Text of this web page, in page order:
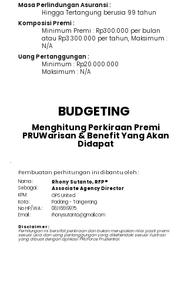
Masa Perlindungan Asuransi :
Hingga Tertangung berusia 99 tahun
Komposisi Premi :
Minimum Premi : Rp300.000 per bulan
atau Rp3.300.000 per tahun, Maksimum :
N/A
Uang Pertanggungan :
Minimum : Rp20.000.000
Maksimum : N/A
BUDGETING
Menghitung Perkiraan Premi
PRUWarisan & Benefit Yang Akan
Didapat
Pembuatan perhitungan ini dibantu oleh :
Nama :
Rhony Sutanto, RFP®
Sebagai :
Associate Agency Director
KPM
GPS United
Padang - Tangerang
Kota :
08116619975
No HP/WA :
Email :
rhonysutanto@gmail.com
Disclaimer :
Perhitungan ini bersifat perkiraan dan bukan merupakan nilai pasti premi
sesuai usia dan uang pertanggungan yang dikehendaki sesuai ilustrasi
yang dibuat dengan aplikasi PRUForce Prudential.